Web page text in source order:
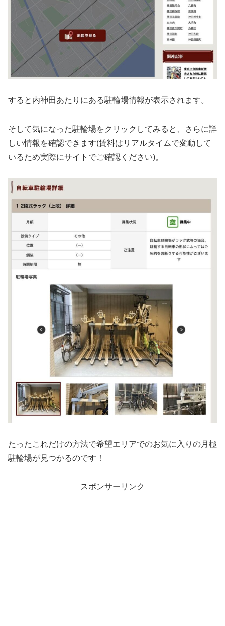
すると内神田あたりにある駐輪場情報が表示されます。
そして気になった駐輪場をクリックしてみると、さらに詳
しい情報を確認できます(賃料はリアルタイムで変動して
いるため実際にサイトでご確認ください)。
たったこれだけの方法で希望エリアでのお気に入りの月極
駐輪場が見つかるのです！
スポンサーリンク